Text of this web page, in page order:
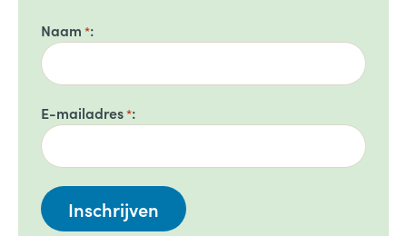
Naam *
E-mailadres*